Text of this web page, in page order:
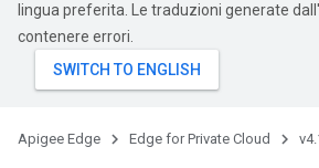
lingua preferita. Le traduzioni generate
contenere errori.
Apigee Edge Edge for Private Cloud